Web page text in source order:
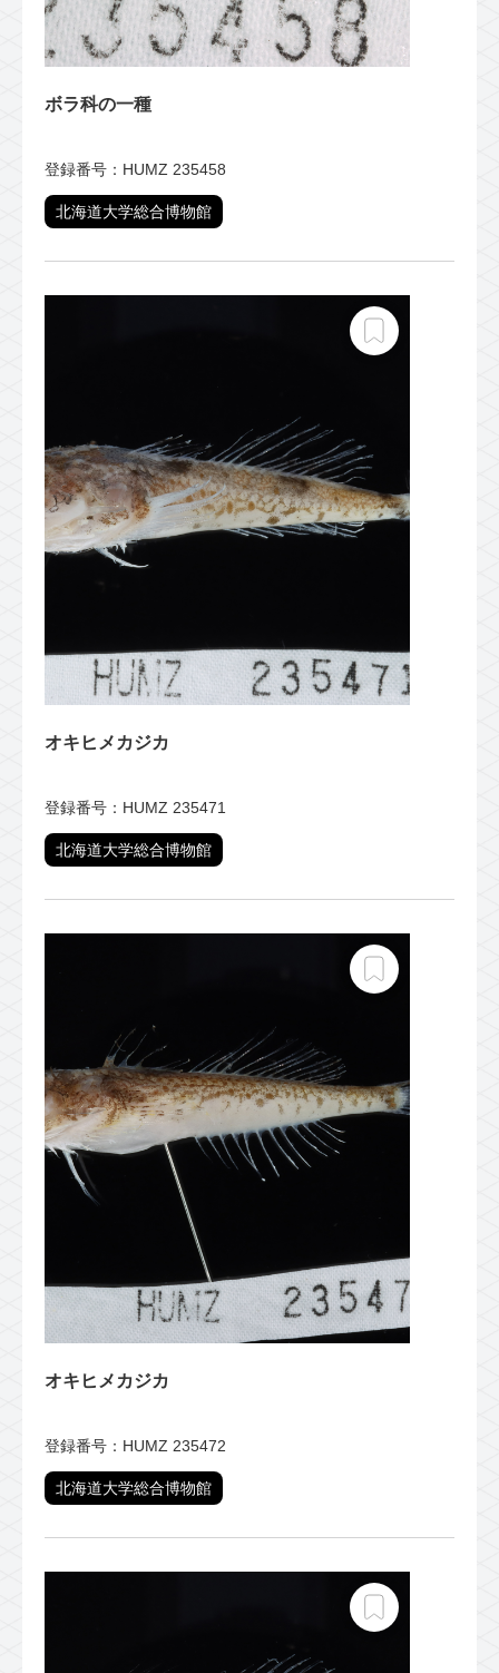
ボラ科の一種
登録番号：HUMZ 235458
北海道大学総合博物館
オキヒメカジカ
登録番号：HUMZ 235471
北海道大学総合博物館
オキヒメカジカ
登録番号：HUMZ 235472
北海道大学総合博物館